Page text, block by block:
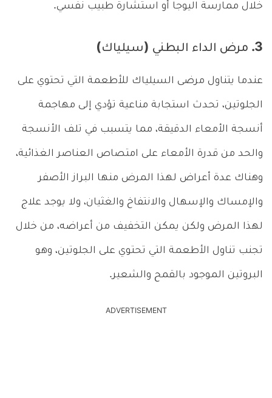
خلال ممارسة اليوجا أو استشارة طبيب نفسي.
3. مرض الداء البطني (سيلياك)
عندما يتناول مرضى السيلياك للأطعمة التي تحتوي على
الجلوتين، تحدث استجابة مناعية تؤدي إلى مهاجمة
أنسجة الأمعاء الدقيقة، مما يتسبب في تلف الأنسجة
والحد من قدرة الأمعاء على امتصاص العناصر الغذائية،
وهناك عدة أعراض لهذا المرض منها البراز الأصفر
والإمساك والإسهال والانتفاخ والغثيان، ولا يوجد علاج
لهذا المرض ولكن يمكن التخفيف من أعراضه، من خلال
تجنب تناول الأطعمة التي تحتوي على الجلوتين، وهو
البروتين الموجود بالقمح والشعير.
ADVERTISEMENT